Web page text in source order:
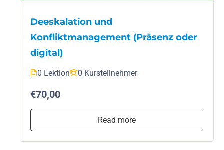
Deeskalation und
Konfliktmanagement (Präsenz oder
digital)
0 Lektion 0 Kursteilnehmer
€70,00
Read more